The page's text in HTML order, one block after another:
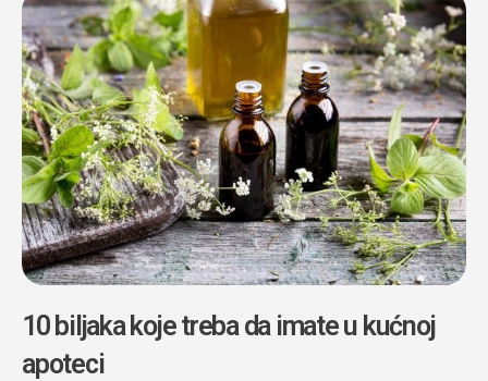
10 biljaka koje treba da imate u kućnoj
apoteci